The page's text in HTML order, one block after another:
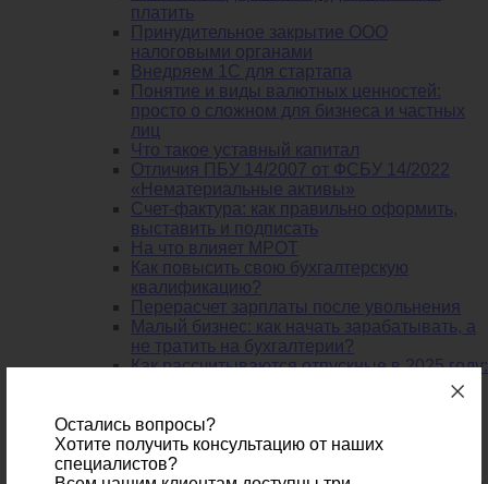
платить
Принудительное закрытие ООО
налоговыми органами
Внедряем 1С для стартапа
Понятие и виды валютных ценностей:
просто о сложном для бизнеса и частных
лиц
Что такое уставный капитал
Отличия ПБУ 14/2007 от ФСБУ 14/2022
«Нематериальные активы»
Счет-фактура: как правильно оформить,
выставить и подписать
На что влияет МРОТ
Как повысить свою бухгалтерскую
квалификацию?
Перерасчет зарплаты после увольнения
Малый бизнес: как начать зарабатывать, а
не тратить на бухгалтерии?
Как рассчитываются отпускные в 2025 году:
особенности
Начинаем свой бизнес. Как учитывать
налоги?
Остались вопросы?
Хотите получить консультацию от наших
специалистов?